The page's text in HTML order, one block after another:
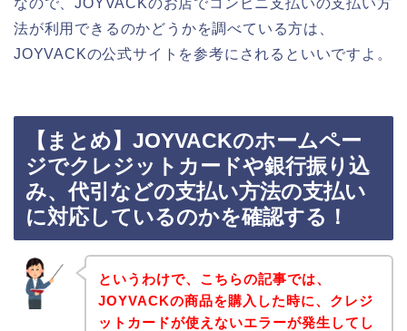
法が利用できるのかどうかを調べている方は、
JOYVACKの公式サイトを参考にされるといいですよ。
【まとめ】JOYVACKのホームペー
ジでクレジットカードや銀行振り込
み、代引などの支払い方法の支払い
に対応しているのかを確認する！
というわけで、こちらの記事では、
JOYVACKの商品を購入した時に、クレジ
ットカードが使えないエラーが発生してし